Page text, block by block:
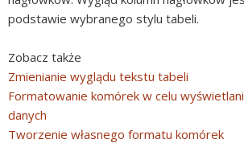
podstawie wybranego stylu tabeli.
Zobacz także
Zmienianie wyglądu tekstu tabeli
Formatowanie komórek w celu
danych
Tworzenie własnego formatu komórek